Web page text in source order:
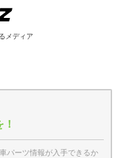
メディア
パーツ情報が入手できるか